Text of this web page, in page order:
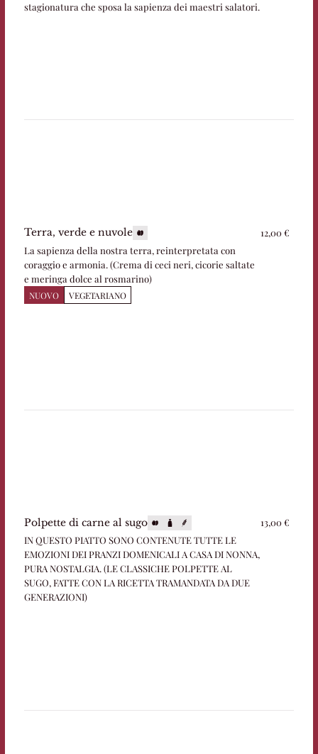
stagionatura che sposa la sapienza dei maestri salatori.
Terra, verde e nuvole
La sapienza della nostra terra, reinterpretata con
coraggio e armonia. (Crema di ceci neri, cicorie saltate
e meringa dolce al rosmarino)
NUOVO VEGETARIANO
12,00 €
Polpette di carne al sugo
IN QUESTO PIATTO SONO CONTENUTE TUTTE LE
EMOZIONI DEI PRANZI DOMENICALI A CASA DI NONNA,
PURA NOSTALGIA. (LE CLASSICHE POLPETTE AL
SUGO, FATTE CON LA RICETTA TRAMANDATA DA DUE
GENERAZIONI)
13,00 €